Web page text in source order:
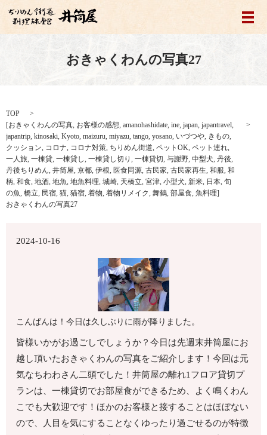
メ
おきゃくわんの写真27
TOP
[おきゃくわんの写真, お客様の感想, amanohashidate, ine, japan, japantravel,
japantrip, kinosaki, Kyoto, maizuru, miyazu, tango, yosano, いづつや, きもの,
クッション, コロナ, コロナ対策, ちりめん街道, ペットOK, ペット連れ,
一人旅, 一棟貸, 一棟貸し, 一棟貸し切り , 一棟貸切, 与謝野, 中型犬, 丹後,
丹後ちりめん, 井筒屋, 京都, 伊根, 医食同源, 古民家, 古民家再生, 和服, 和
柄, 和食, 地酒, 地魚, 地魚料理, 城崎, 天橋立, 宮津, 小型犬, 新米, 日本, 旬
の魚, 橋立, 民宿, 猫, 猫宿, 着物, 着物リメイク, 舞鶴, 部屋食, 魚料理]
おきゃくわんの写真27
2024-10-16
こんばんは！今日は久しぶりに雨が降りました。
皆様いかがお過ごしでしょうか？今日は先週末井筒屋にお
越し頂いたおきゃくわんの写真をご紹介します！今回は元
気なちわわさん二頭でした！井筒屋の離れ1フロア貸切プ
ランは、一棟貸切でお部屋食ができるため、よく鳴くわん
こでも大歓迎です！ほかのお客様と接することはほぼない
ので、人目を気にすることなくゆったり過ごせるのが特徴